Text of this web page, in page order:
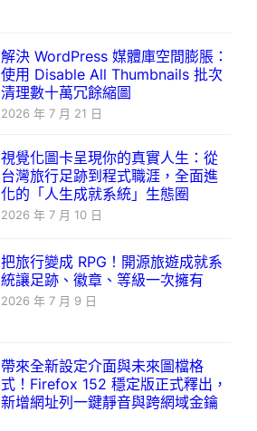
解決 WordPress 媒體庫空間膨脹：
使用 Disable All Thumbnails 批次
清理數十萬冗餘縮圖
2026 年 7 月 21 日
視覺化圖卡呈現你的真實人生：從
台灣旅行足跡到程式職涯，全面進
化的「人生成就系統」生態圈
2026 年 7 月 10 日
把旅行變成 RPG！開源旅遊成就系
統讓足跡、徽章、等級一次擁有
2026 年 7 月 9 日
帶來全新設定介面與未來圖檔格
式！Firefox 152 穩定版正式釋出，
新增網址列一鍵靜音與跨網域金鑰